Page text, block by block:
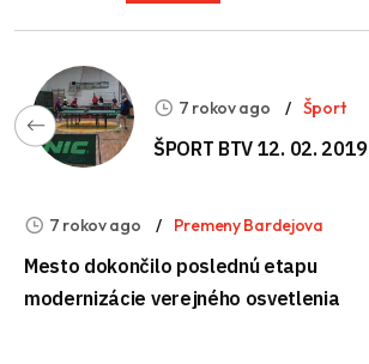
7 rokov ago Šport
ŠPORT BTV 12. 02. 2019
7 rokov ago Premeny Bardejova
Mesto dokončilo poslednú etapu
modernizácie verejného osvetlenia